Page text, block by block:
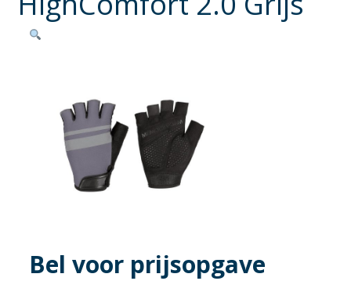
Bel voor prijsopgave